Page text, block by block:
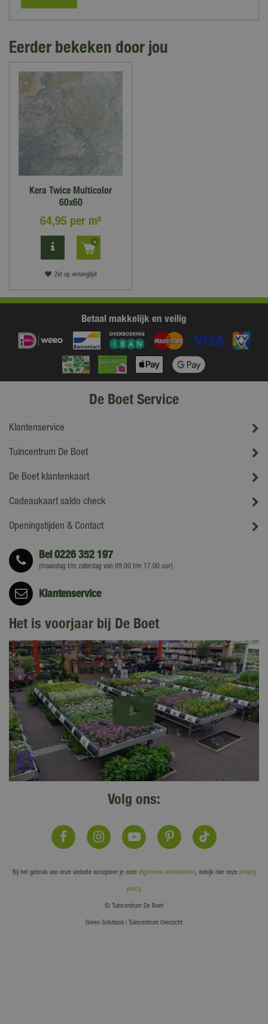
Eerder bekeken door jou
Kera Twice Multicolor
60x60
64,95 per m²
Zet op verlanglijst
Betaal makkelijk en veilig
De Boet Service
Klantenservice
Tuincentrum De Boet
De Boet klantenkaart
Cadeaukaart saldo check
Openingstijden & Contact
Bel0226 352 197
(maandag t/m zaterdag van 09.00 t/m 17.00 uur)
Klantenservice
Het is voorjaar bij De Boet
Volg ons:
Bij het gebruik van onze website accepteer je onze algemene voorwaarden, bekijk hier onze privacy
policy.
© Tuincentrum De Boet
Green Solutions Tuincentrum Overzicht